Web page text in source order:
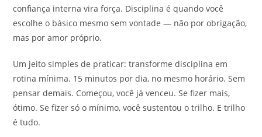
confiança interna vira força. Disciplina é quando você
escolhe o básico mesmo sem vontade — não por obrigação,
mas por amor próprio.
Um jeito simples de praticar: transforme disciplina em
rotina mínima. 15 minutos por dia, no mesmo horário. Sem
pensar demais. Começou, você já venceu. Se fizer mais,
ótimo. Se fizer só o mínimo, você sustentou o trilho. E trilho
é tudo.